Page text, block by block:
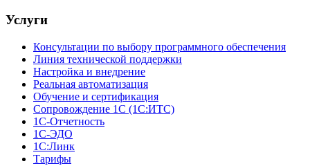
Услуги
Консультации по выбору программного обеспечения
Линия технической поддержки
Настройка и внедрение
Реальная автоматизация
Обучение и сертификация
Сопровождение 1С (1С:ИТС)
1С-Отчетность
1С-ЭДО
1С:Линк
Тарифы